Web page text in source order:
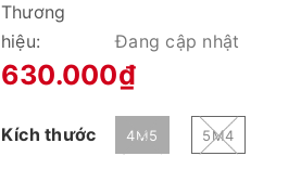
Thương
hiệu:
Đang cập nhật
630.000₫
Kích thước 4M5 5M4